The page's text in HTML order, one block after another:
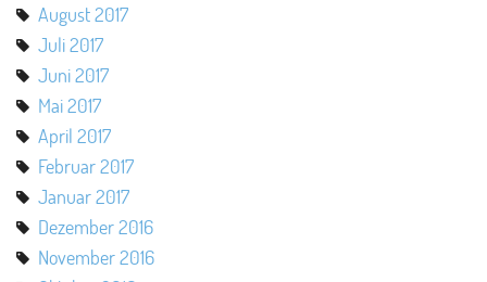
August 2017
Juli 2017
Juni 2017
Mai 2017
April 2017
Februar 2017
Januar 2017
Dezember 2016
November 2016